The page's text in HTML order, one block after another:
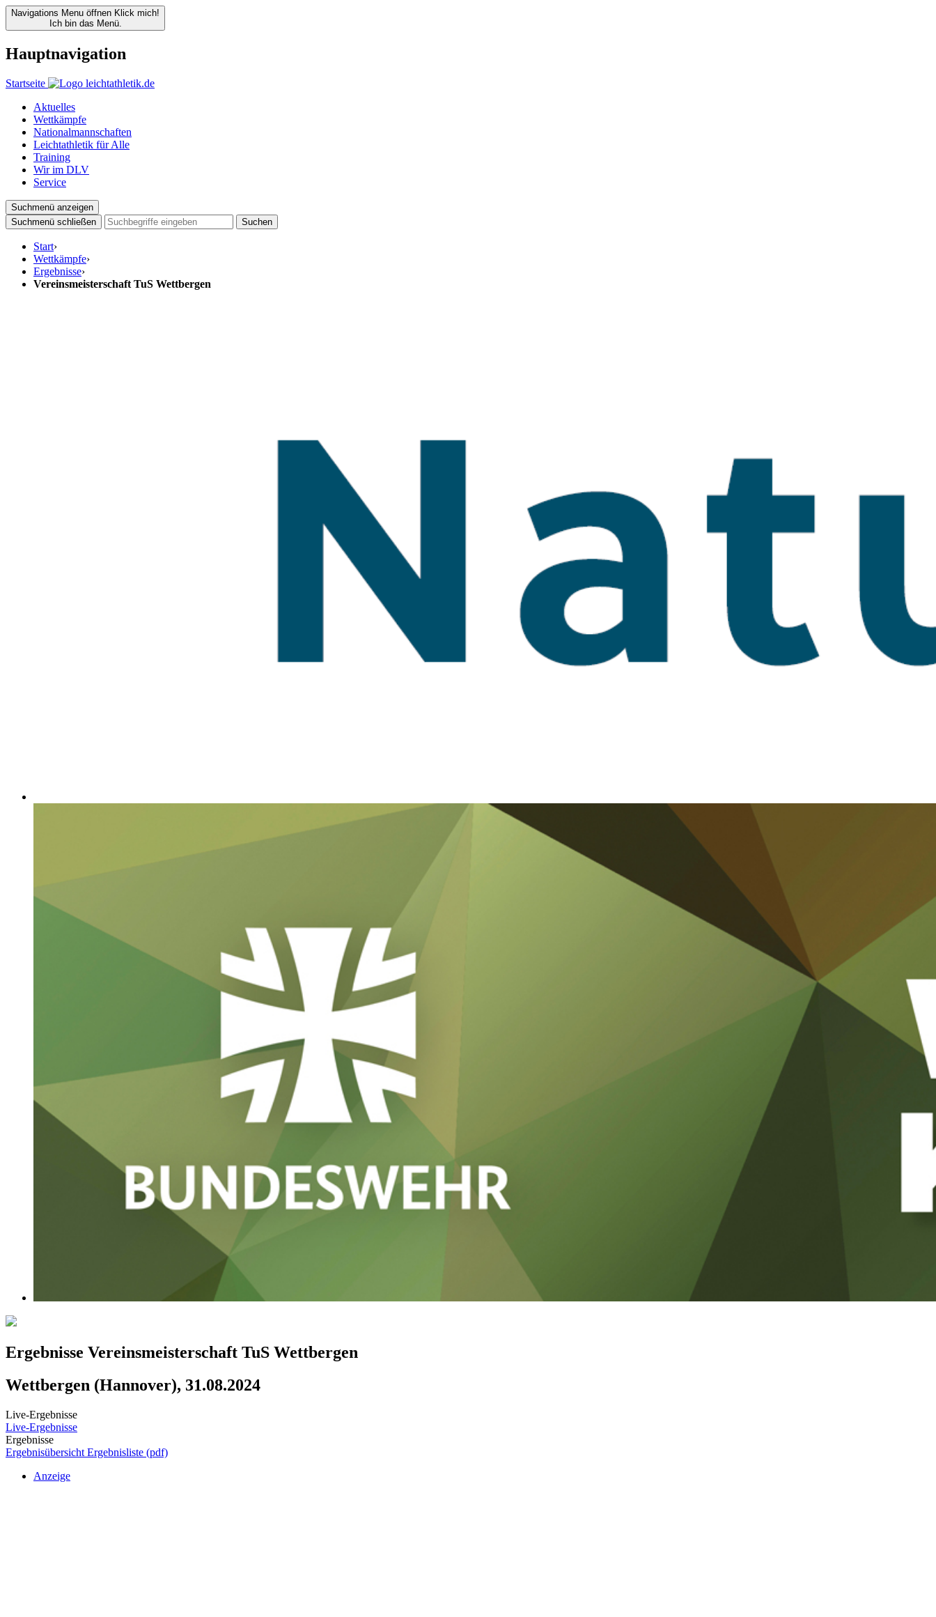
Navigations Menu öffnen Klick mich!
Ich bin das Menü.
Hauptnavigation
Startseite
Aktuelles
Wettkämpfe
Nationalmannschaften
Leichtathletik für Alle
Training
Wir im DLV
Service
Suchmenü anzeigen
Suchmenü schließen
Suchen
Start›
Wettkämpfe›
Ergebnisse›
Vereinsmeisterschaft TuS Wettbergen
Ergebnisse Vereinsmeisterschaft TuS Wettbergen
Wettbergen (Hannover), 31.08.2024
Live-Ergebnisse
Live-Ergebnisse
Ergebnisse
Ergebnisübersicht Ergebnisliste (pdf)
Anzeige